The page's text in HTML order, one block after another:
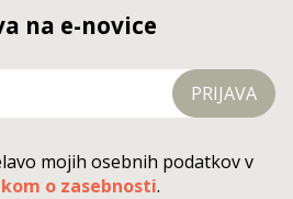
na e-novice
PRIJAVA
mojih osebnih podatkov v
o zasebnosti.